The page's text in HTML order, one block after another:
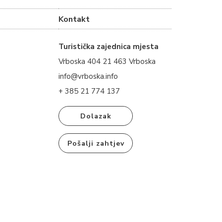
Kontakt
Turistička zajednica mjesta
Vrboska 404 21 463 Vrboska
info@vrboska.info
+ 385 21 774 137
Dolazak
Pošalji zahtjev